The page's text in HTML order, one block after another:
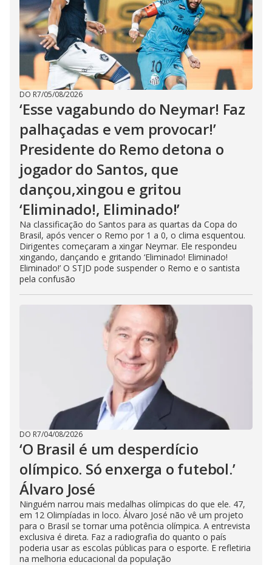
DO R7/05/08/2026
‘Esse vagabundo do Neymar! Faz
palhaçadas e vem provocar!’
Presidente do Remo detona o
jogador do Santos, que
dançou,xingou e gritou
‘Eliminado!, Eliminado!’
Na classificação do Santos para as quartas da Copa do
Brasil, após vencer o Remo por 1 a 0, o clima esquentou.
Dirigentes começaram a xingar Neymar. Ele respondeu
xingando, dançando e gritando ‘Eliminado! Eliminado!
Eliminado!’ O STJD pode suspender o Remo e o santista
pela confusão
DO R7/04/08/2026
‘O Brasil é um desperdício
olímpico. Só enxerga o futebol.’
Álvaro José
Ninguém narrou mais medalhas olímpicas do que ele. 47,
em 12 Olimpíadas in loco. Álvaro José não vê um projeto
para o Brasil se tornar uma potência olímpica. A entrevista
exclusiva é direta. Faz a radiografia do quanto o país
poderia usar as escolas públicas para o esporte. E refletiria
na melhoria educacional da população